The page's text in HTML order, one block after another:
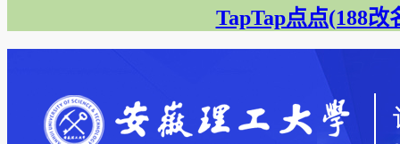
TapTap点点(188